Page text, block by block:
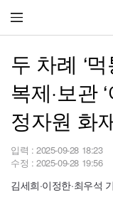
두 차례 ‘
복제·보관
정자원 화
입력 : 2025-09-28 18:23
수정 : 2025-09-28 19:56
김세희·이정한·최우석